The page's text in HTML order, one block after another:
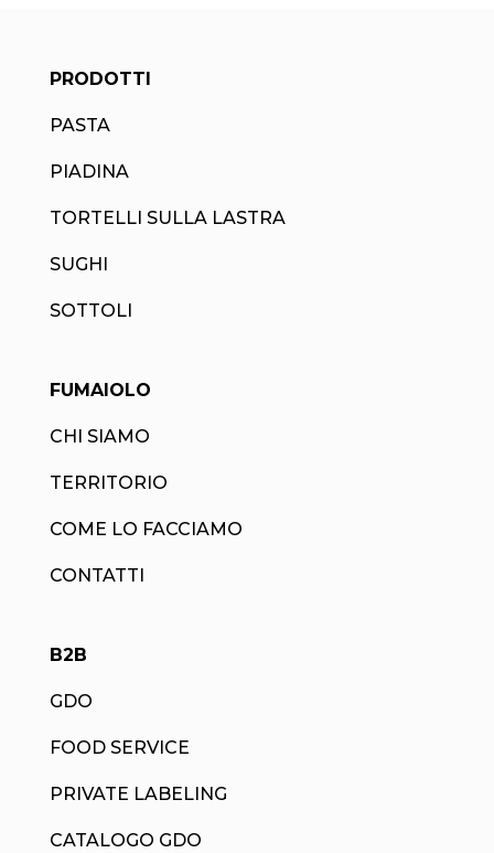
PRODOTTI
PASTA
PIADINA
TORTELLI SULLA LASTRA
SUGHI
SOTTOLI
FUMAIOLO
CHI SIAMO
TERRITORIO
COME LO FACCIAMO
CONTATTI
B2B
GDO
FOOD SERVICE
PRIVATE LABELING
CATALOGO GDO